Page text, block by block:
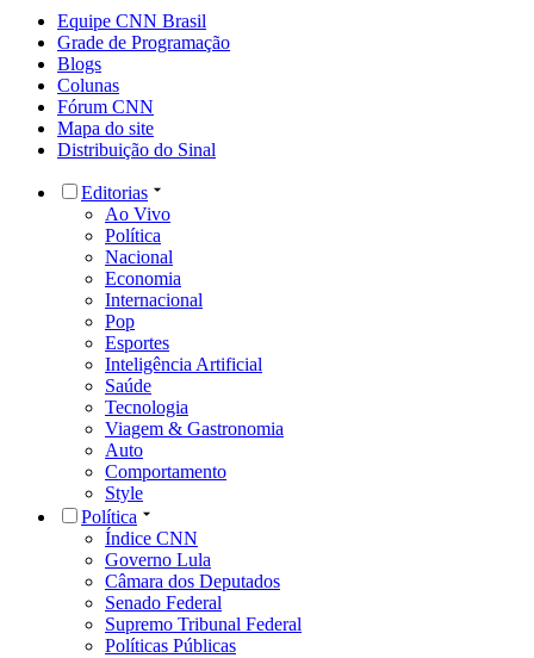
Equipe CNN Brasil
Grade de Programação
Blogs
Colunas
Fórum CNN
Mapa do site
Distribuição do Sinal
Editorias
Ao Vivo
Política
Nacional
Economia
Internacional
Pop
Esportes
Inteligência Artificial
Saúde
Tecnologia
Viagem & Gastronomia
Auto
Comportamento
Style
Política
Índice CNN
Governo Lula
Câmara dos Deputados
Senado Federal
Supremo Tribunal Federal
Políticas Públicas